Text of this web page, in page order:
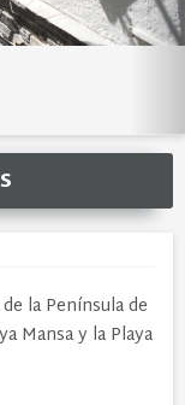
la Península de
Mansa y la Playa